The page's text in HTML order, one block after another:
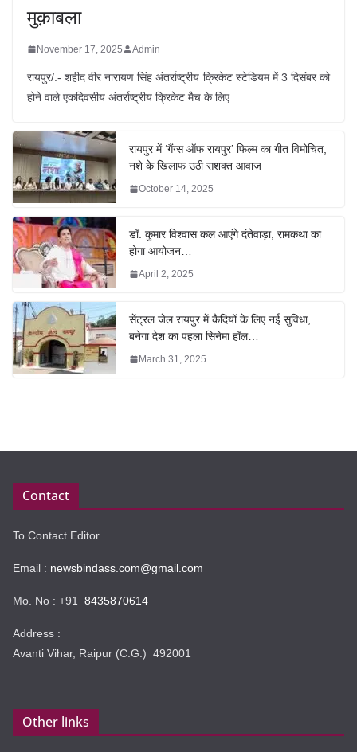
मुक़ाबला
November 17, 2025 Admin
रायपुर/:- शहीद वीर नारायण सिंह अंतर्राष्ट्रीय क्रिकेट स्टेडियम में 3 दिसंबर को
होने वाले एकदिवसीय अंतर्राष्ट्रीय क्रिकेट मैच के लिए
रायपुर में ‘गैंग्स ऑफ रायपुर’ फिल्म का गीत विमोचित,
नशे के खिलाफ उठी सशक्त आवाज़
October 14, 2025
डॉ. कुमार विश्वास कल आएंगे दंतेवाड़ा, रामकथा का
होगा आयोजन…
April 2, 2025
सेंट्रल जेल रायपुर में कैदियों के लिए नई सुविधा,
बनेगा देश का पहला सिनेमा हॉल…
March 31, 2025
Contact
To Contact Editor
Email : newsbindass.com@gmail.com
Mo. No : +91 8435870614
Address :
Avanti Vihar, Raipur (C.G.) 492001
Other links